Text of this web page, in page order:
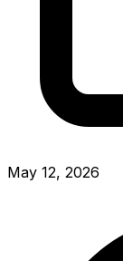
May 12, 2026